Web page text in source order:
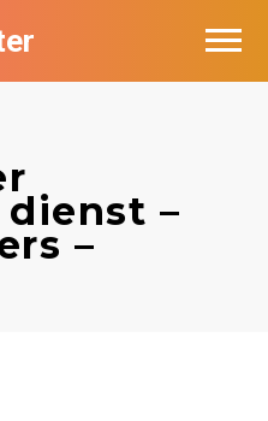
–
–